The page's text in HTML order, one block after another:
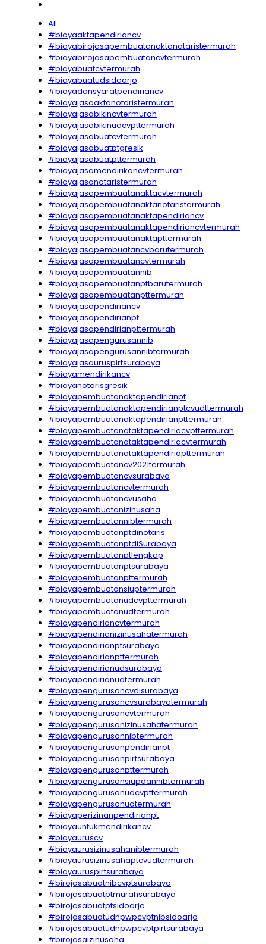
All
#biayaaktapendiriancv
#biayabirojasapembuatanaktanotaristermurah
#biayabirojasapembuatancvtermurah
#biayabuatcvtermurah
#biayabuatudsidoarjo
#biayadansyaratpendiriancv
#biayajasaaktanotaristermurah
#biayajasabikincvtermurah
#biayajasabikinudcvpttermurah
#biayajasabuatcvtermurah
#biayajasabuatptgresik
#biayajasabuatpttermurah
#biayajasamendirikancvtermurah
#biayajasanotaristermurah
#biayajasapembuatanaktacvtermurah
#biayajasapembuatanaktanotaristermurah
#biayajasapembuatanaktapendiriancv
#biayajasapembuatanaktapendiriancvtermurah
#biayajasapembuatanaktapttermurah
#biayajasapembuatancvbarutermurah
#biayajasapembuatancvtermurah
#biayajasapembuatannib
#biayajasapembuatanptbarutermurah
#biayajasapembuatanpttermurah
#biayajasapendiriancv
#biayajasapendirianpt
#biayajasapendirianpttermurah
#biayajasapengurusannib
#biayajasapengurusannibtermurah
#biayajasauruspirtsurabaya
#biayamendirikancv
#biayanotarisgresik
#biayapembuatanaktapendirianpt
#biayapembuatanaktapendirianptcvudttermurah
#biayapembuatanaktapendirianpttermurah
#biayapembuatanataktapendiriacvpttermurah
#biayapembuatanataktapendiriacvtermurah
#biayapembuatanataktapendiriapttermurah
#biayapembuatancv2021termurah
#biayapembuatancvsurabaya
#biayapembuatancvtermurah
#biayapembuatancvusaha
#biayapembuatanizinusaha
#biayapembuatannibtermurah
#biayapembuatanptdinotaris
#biayapembuatanptdiSurabaya
#biayapembuatanptlengkap
#biayapembuatanptsurabaya
#biayapembuatanpttermurah
#biayapembuatansiuptermurah
#biayapembuatanudcvpttermurah
#biayapembuatanudtermurah
#biayapendiriancvtermurah
#biayapendirianizinusahatermurah
#biayapendirianptsurabaya
#biayapendirianpttermurah
#biayapendirianudsurabaya
#biayapendirianudtermurah
#biayapengurusancvdisurabaya
#biayapengurusancvsurabayatermurah
#biayapengurusancvtermurah
#biayapengurusanizinusahatermurah
#biayapengurusannibtermurah
#biayapengurusanpendirianpt
#biayapengurusanpirtsurabaya
#biayapengurusanpttermurah
#biayapengurusansiupdannibtermurah
#biayapengurusanudcvpttermurah
#biayapengurusanudtermurah
#biayaperizinanpendirianpt
#biayauntukmendirikancv
#biayauruscv
#biayaurusizinusahanibtermurah
#biayaurusizinusahaptcvudtermurah
#biayauruspirtsurabaya
#birojasabuatnibcvptsurabaya
#birojasabuatptmurahsurabaya
#birojasabuatptsidoarjo
#birojasabuatudnpwpcvptnibsidoarjo
#birojasabuatudnpwpcvptpirtsurabaya
#birojasaizinusaha